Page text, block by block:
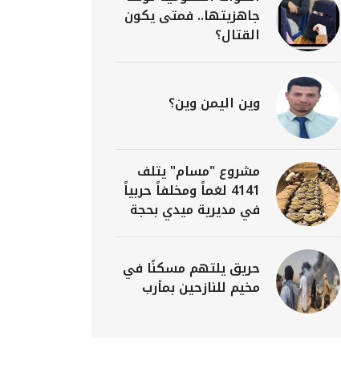
جاهزيتها.. فمتى يكون
القتال؟
وين اليمن وين؟
مشروع "مسام" يتلف
4141 لغماً ومخلفاً حربياً
في مديرية ميدي بحجة
حريق يلتهم مسكنًا في
مخيم للنازحين بمأرب